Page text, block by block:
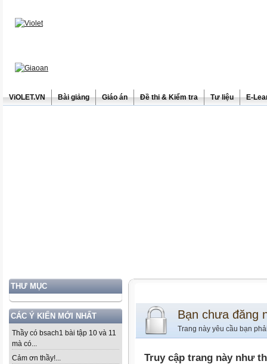
ViOLET.VN Bài giảng Giáo án Đề thi & Kiểm tra Tư liệu E-
THƯ MỤC
CÁC Ý KIẾN MỚI NHẤT
Thầy có bsach1 bài tập 10 và 11
mà có...
Cảm ơn thầy!...
Bạn chưa đăng
Trang này yêu cầu bạn
Truy cập trang này như